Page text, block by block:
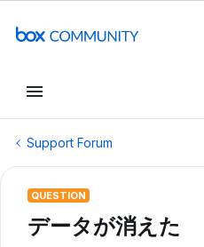
Support Forum
QUESTION
データが消えた